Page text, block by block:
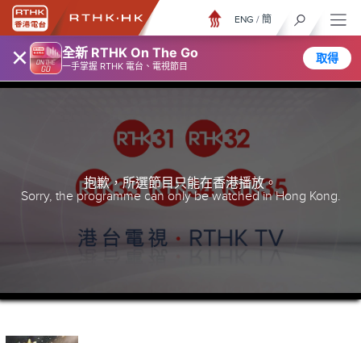
× 全新 RTHK On The Go
一手掌握 RTHK 電台、電視節目
取得
ENG / 簡
抱歉，所選節目只能在香港播放。
Sorry, the programme can only be watched in Hong Kong.